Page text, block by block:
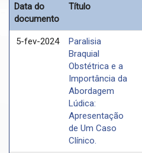
Data do
documento
Título
5-fev-2024
Paralisia
Braquial
Obstétrica e a
Importância da
Abordagem
Lúdica:
Apresentação
de Um Caso
Clínico.